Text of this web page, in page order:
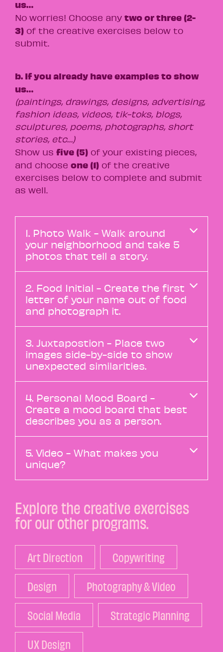
us…
No worries! Choose any two or three (2-
3) of the creative exercises below to
submit.
b. If you already have examples to show
us…
(paintings, drawings, designs, advertising,
fashion ideas, videos, tik-toks, blogs,
sculptures, poems, photographs, short
stories, etc…)
Show us five (5) of your existing pieces,
and choose one (1) of the creative
exercises below to complete and submit
as well.
1. Photo Walk - Walk around
your neighborhood and take 5
photos that tell a story.
2. Food Initial - Create the first
letter of your name out of food
and photograph it.
3. Juxtapostion - Place two
images side-by-side to show
unexpected similarities.
4. Personal Mood Board -
Create a mood board that best
describes you as a person.
5. Video - What makes you
unique?
Explore the creative exercises
for our other programs.
Art Direction
Copywriting
Design
Photography & Video
Social Media
Strategic Planning
UX Design